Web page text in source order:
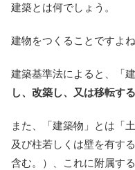
建築とは何でしょう。
建物をつくることですよね
建築基準法によると、「
し、改築し、又は移転する
また、「建築物」とは「
及び柱若しくは壁を有す
含む。）、これに附属す